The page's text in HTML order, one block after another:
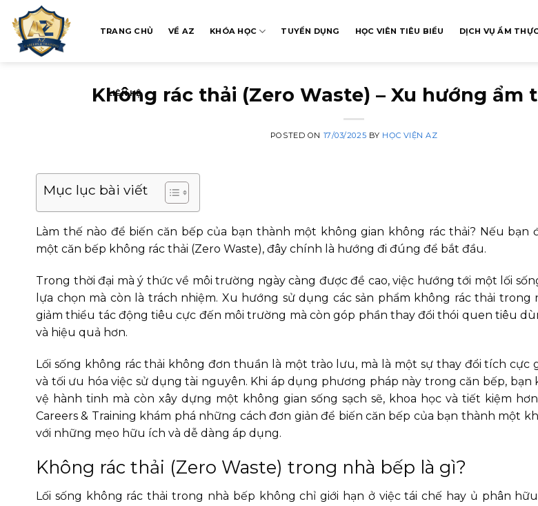
content
TRANG CHỦ VỀ AZ KHÓA HỌC TUYỂN DỤNG HỌC VIÊN TIÊU BIỂU DỊCH VỤ ẨM
LIÊN HỆ
Không rác thải (Zero Waste) – Xu hướng ẩm
POSTED ON 17/03/2025 BY HỌC VIỆN AZ
Mục lục bài viết
Làm thế nào để biến căn bếp của bạn thành một không gian không rác thải? Nếu bạn
một căn bếp không rác thải (Zero Waste), đây chính là hướng đi đúng để bắt đầu.
Trong thời đại mà ý thức về môi trường ngày càng được đề cao, việc hướng tới một lối
lựa chọn mà còn là trách nhiệm. Xu hướng sử dụng các sản phẩm không rác thải
giảm thiểu tác động tiêu cực đến môi trường mà còn góp phần thay đổi thói quen tiêu
và hiệu quả hơn.
Lối sống không rác thải không đơn thuần là một trào lưu, mà là một sự thay đổi tích cực
và tối ưu hóa việc sử dụng tài nguyên. Khi áp dụng phương pháp này trong căn bếp, bạn
vệ hành tinh mà còn xây dựng một không gian sống sạch sẽ, khoa học và tiết kiệm
Careers & Training khám phá những cách đơn giản để biến căn bếp của bạn thành một
với những mẹo hữu ích và dễ dàng áp dụng.
Không rác thải (Zero Waste) trong nhà bếp là gì?
Lối sống không rác thải trong nhà bếp không chỉ giới hạn ở việc tái chế hay ủ phân